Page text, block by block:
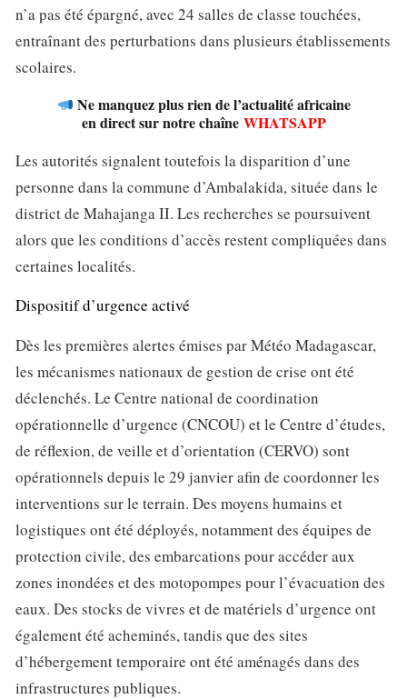
n’a pas été épargné, avec 24 salles de classe touchées,
entraînant des perturbations dans plusieurs établissements
scolaires.
Ne manquez plus rien de l’actualité africaine
en direct sur notre chaîne WHATSAPP
Les autorités signalent toutefois la disparition d’une
personne dans la commune d’Ambalakida, située dans le
district de Mahajanga II. Les recherches se poursuivent
alors que les conditions d’accès restent compliquées dans
certaines localités.
Dispositif d’urgence activé
Dès les premières alertes émises par Météo Madagascar,
les mécanismes nationaux de gestion de crise ont été
déclenchés. Le Centre national de coordination
opérationnelle d’urgence (CNCOU) et le Centre d’études,
de réflexion, de veille et d’orientation (CERVO) sont
opérationnels depuis le 29 janvier afin de coordonner les
interventions sur le terrain. Des moyens humains et
logistiques ont été déployés, notamment des équipes de
protection civile, des embarcations pour accéder aux
zones inondées et des motopompes pour l’évacuation des
eaux. Des stocks de vivres et de matériels d’urgence ont
également été acheminés, tandis que des sites
d’hébergement temporaire ont été aménagés dans des
infrastructures publiques.